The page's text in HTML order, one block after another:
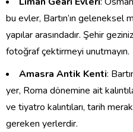
bu evler, Bartın’ın geleneksel
yapılar arasındadır. Şehir
fotoğraf çektirmeyi unutmayın.
Amasra Antik Kenti:
yer, Roma dönemine ait
ve tiyatro kalıntıları, tarih
gereken yerlerdir.